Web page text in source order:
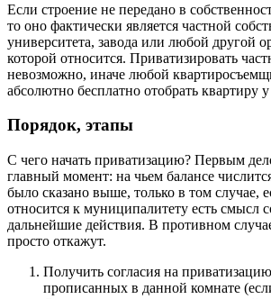
Если строение не передано в
то оно фактически является частной
университета, завода или любой другой
которой относится. Приватизировать
невозможно, иначе любой
абсолютно бесплатно отобрать квартиру у
Порядок, этапы
С чего начать приватизацию? Первым
главный момент: на чьем балансе
было сказано выше, только в том случае,
относится к муниципалитету есть смысл
дальнейшие действия. В противном
просто откажут.
Получить согласия на
прописанных в данной комнате